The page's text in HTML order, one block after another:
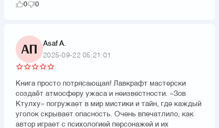
0 0
АП Asaf A.
2025-09-22 05:21:01
Книга просто потрясающая! Лавкрафт мастерски
создаёт атмосферу ужаса и неизвестности. «Зов
Ктулху» погружает в мир мистики и тайн, где каждый
уголок скрывает опасность. Очень впечатлило, как
автор играет с психологией персонажей и их